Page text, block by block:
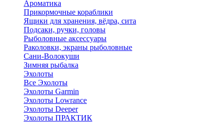
Ароматика
Прикормочные кораблики
Ящики для хранения, вёдра, сита
Подсаки, ручки, головы
Рыболовные аксессуары
Раколовки, экраны рыболовные
Сани-Волокуши
Зимняя рыбалка
Эхолоты
Все Эхолоты
Эхолоты Garmin
Эхолоты Lowrance
Эхолоты Deeper
Эхолоты ПРАКТИК